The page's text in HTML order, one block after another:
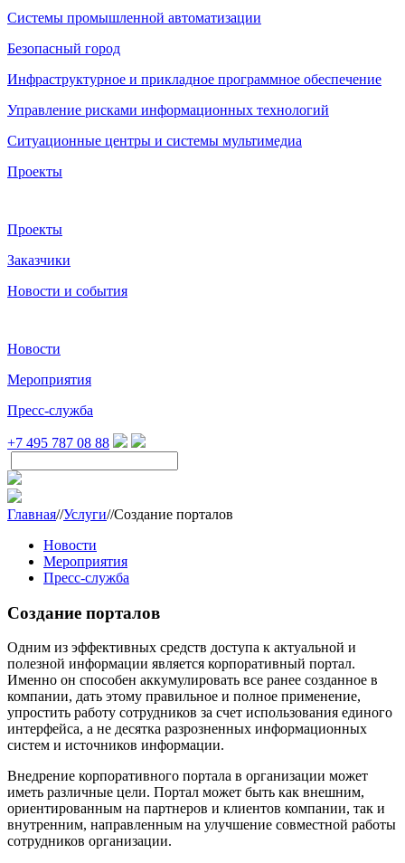
Системы промышленной автоматизации
Безопасный город
Инфраструктурное и прикладное программное обеспечение
Управление рисками информационных технологий
Ситуационные центры и системы мультимедиа
Проекты
Проекты
Заказчики
Новости и события
Новости
Мероприятия
Пресс-служба
+7 495 787 08 88
Главная//Услуги//Создание порталов
Новости
Мероприятия
Пресс-служба
Создание порталов
Одним из эффективных средств доступа к актуальной и
полезной информации является корпоративный портал.
Именно он способен аккумулировать все ранее созданное в
компании, дать этому правильное и полное применение,
упростить работу сотрудников за счет использования единого
интерфейса, а не десятка разрозненных информационных
систем и источников информации.
Внедрение корпоративного портала в организации может
иметь различные цели. Портал может быть как внешним,
ориентированным на партнеров и клиентов компании, так и
внутренним, направленным на улучшение совместной работы
сотрудников организации.